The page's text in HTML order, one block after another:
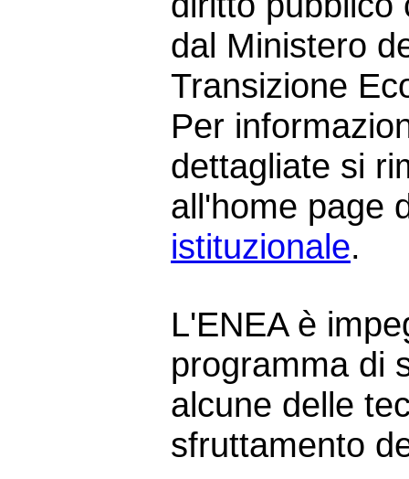
dal Ministero
Transizione
Per
dettagliate si
all'home page
istituzionale.
L'ENEA è
programma di
alcune delle
sfruttamento